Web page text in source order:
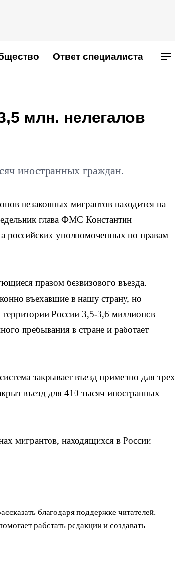
Ответ специалиста
млн. нелегалов
иностранных граждан.
незаконных мигрантов находится на
глава ФМС Константин
российских уполномоченных по правам
правом безвизового въезда.
въехавшие в нашу страну, но
России 3,5-3,6 миллионов
пребывания в стране и работает
закрывает въезд примерно для трех
въезд для 410 тысяч иностранных
мигрантов, находящихся в России
благодаря поддержке читателей.
работать редакции и создавать